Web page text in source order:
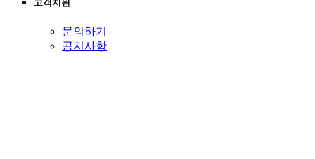
고객지원
문의하기
공지사항